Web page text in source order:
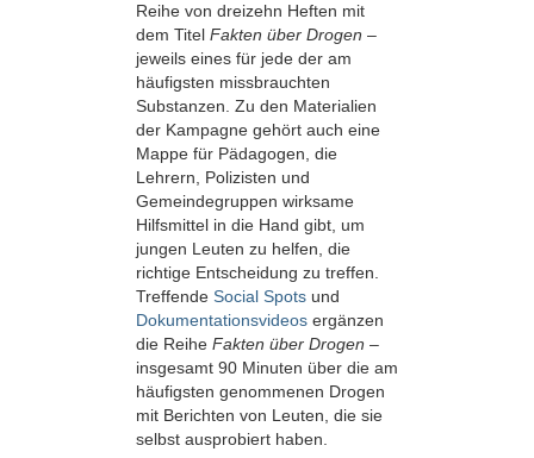
Reihe von dreizehn Heften mit
dem Titel Fakten über Drogen –
jeweils eines für jede der am
häufigsten missbrauchten
Substanzen. Zu den Materialien
der Kampagne gehört auch eine
Mappe für Pädagogen, die
Lehrern, Polizisten und
Gemeindegruppen wirksame
Hilfsmittel in die Hand gibt, um
jungen Leuten zu helfen, die
richtige Entscheidung zu treffen.
Treffende Social Spots und
Dokumentationsvideos ergänzen
die Reihe Fakten über Drogen –
insgesamt 90 Minuten über die am
häufigsten genommenen Drogen
mit Berichten von Leuten, die sie
selbst ausprobiert haben.